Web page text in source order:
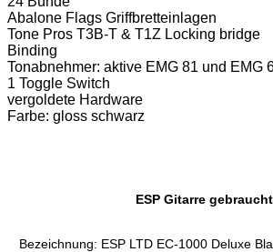
Abalone Flags Griffbretteinlagen
Tone Pros T3B-T & T1Z Locking bridge
Binding
Tonabnehmer: aktive EMG 81 und EMG
1 Toggle Switch
vergoldete Hardware
Farbe: gloss schwarz
ESP Gitarre gebraucht
Bezeichnung: ESP LTD EC-1000 Deluxe